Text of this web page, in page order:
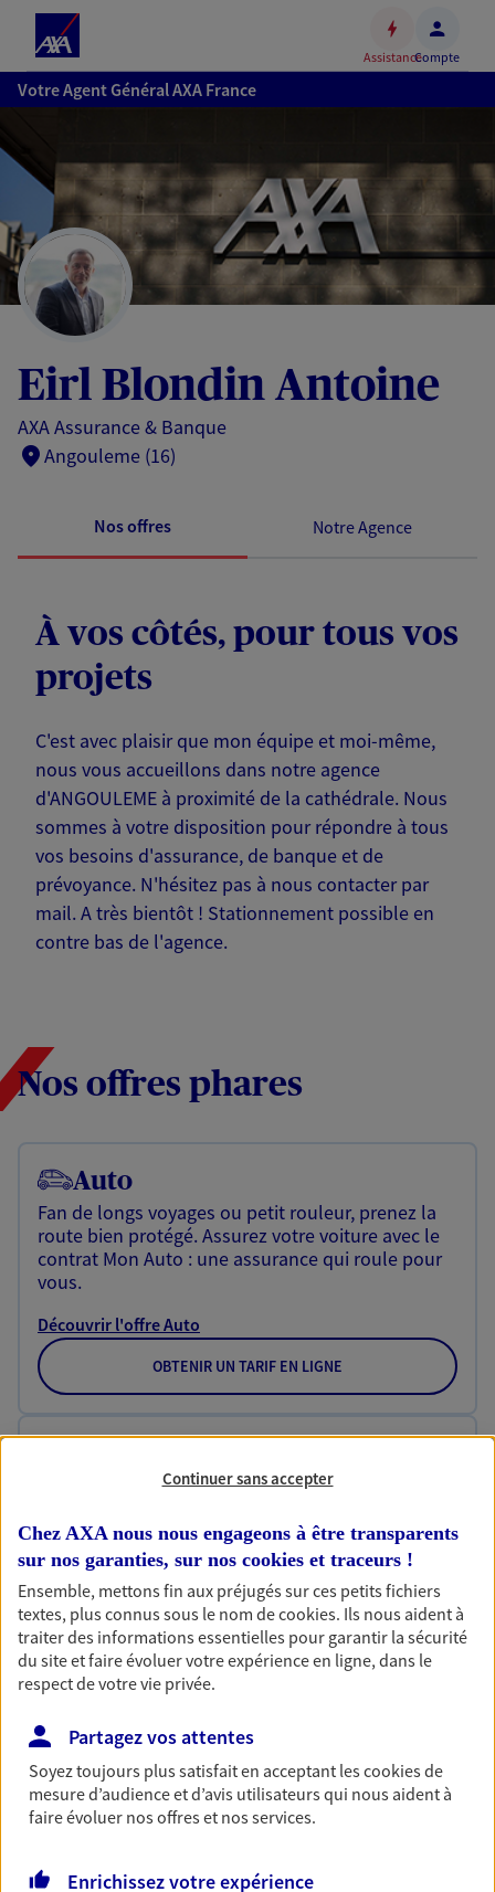
Accéder
au
Accéder
au
pied
de
page
AssistanceCompte
Votre Agent Général AXA France
Eirl Blondin Antoine
AXA Assurance & Banque
Angouleme (16)
Nos offres Notre Agence
À vos côtés, pour tous vos
projets
C'est avec plaisir que mon équipe et moi-même,
nous vous accueillons dans notre agence
d'ANGOULEME à proximité de la cathédrale. Nous
sommes à votre disposition pour répondre à tous
vos besoins d'assurance, de banque et de
prévoyance. N'hésitez pas à nous contacter par
mail. A très bientôt ! Stationnement possible en
contre bas de l'agence.
Nos offres phares
Auto
Fan de longs voyages ou petit rouleur, prenez la
route bien protégé. Assurez votre voiture avec le
contrat Mon Auto : une assurance qui roule pour
vous.
Découvrir l'offre Auto
OBTENIR UN TARIF EN LIGNE
Votre logement est unique, comme vous. Le
protégeant ce qui vous tient à coeur.
Découvrir l'offre Habitation
OBTENIR UN TARIF EN LIGNE
Bricoleuse, féru de jardinage, pâtissier en herbe
ou grande lectrice… personne n'est à l'abri d'un
accident du quotidien. Avec Ma Protection
Accident, protégez votre qualité de vie et vos
revenus.
Découvrir l'offre Garantie Accidents de la Vie
Continuer sans accepter
Chez AXA nous nous engageons à être transparents
sur nos garanties, sur nos cookies et traceurs !
Ensemble, mettons fin aux préjugés sur ces petits fichiers
textes, plus connus sous le nom decookies. Ils nous aident à
traiter des informations essentielles pour garantir la sécurité
du site et faire évoluer votre expérience en ligne, dans le
respect de votre vie privée.
Partagez vos attentes
Soyez toujours plus satisfait en acceptant lescookiesde
mesure d’audience et d’avis utilisateurs qui nous aident à
faire évoluer nos offres et nos services.
Enrichissez votre expérience